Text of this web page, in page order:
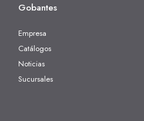
Gobantes
Empresa
Catálogos
Noticias
Sucursales